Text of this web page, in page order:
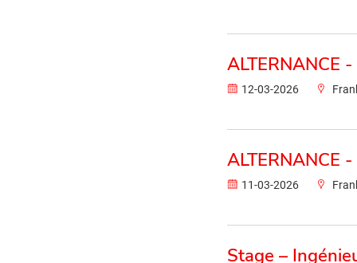
ALTERNANCE
12-03-2026
ALTERNANCE
11-03-2026
Stage –